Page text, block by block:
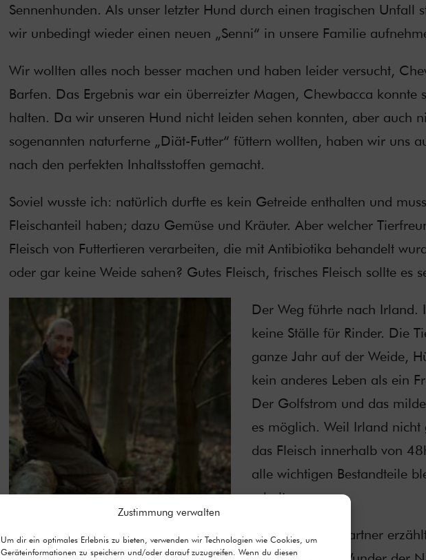
Zustimmung verwalten
Um dir ein optimales Erlebnis zu bieten, verwenden wir Technologien wie Cookies, um
Geräteinformationen zu speichern und/oder darauf zuzugreifen. Wenn du diesen
Sennenhunden. Als unser letzter Hund durch einen tragischen Unfall
wir unbedingt wieder einen neuen „Senni“ in unsere Familie
Wir wollten alles noch besser machen und haben leider versucht,
Barfen. Das Ergebnis war ein überreizter Magen, Chewbacca konnte
halten. Da wir unseren Hund nicht leiden sehen konnten, aber auch
sogenannten naturferne „Diät-Futter“ füttern wollten, haben wir uns
nach den perfekten Inhaltsstoffen gemacht.
Soviel wusste ich: natürlich durfte es kein Getreide enthalten und
Fleischanteil haben; dazu Gemüse und Kräuter. Aber welcher
Fleisch von Futtertieren verarbeiten, die mit Antibiotika behandelt
oder gar keine Weide sahen? Gutes Fleisch, frisches Fleisch sollte es
Der Weg führte nach Irland.
keine Ställe für Rinder. Die
ganze Jahr auf der Weide,
kein anderes Leben als ein
Der Golfstrom und das
es möglich. Weil Irland nicht
das Fleisch innerhalb von
alle wichtigen Bestandteile
erhalten.
Meine irischen Partner